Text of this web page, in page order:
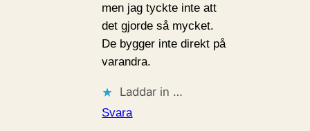
men jag tyckte inte att
det gjorde så mycket.
De bygger inte direkt på
varandra.
Laddar in …
Svara